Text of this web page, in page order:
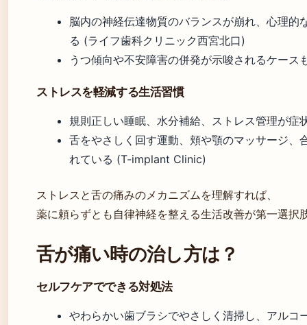
脳内の神経伝達物質のバランスが崩れ、心理
る (ライフ歯科クリニック西宮北口)
うつ傾向や不安障害の併発が示唆されるケー
ストレスを軽減する生活習慣
規則正しい睡眠、水分補給、ストレス管理が
舌をやさしく回す運動、頬や顎のマッサージ
れている (T-implant Clinic)
ストレスと舌の痛みのメカニズムを理解すれば、
薬に頼らずとも自律神経を整える生活改善が第一選択
舌が痛い時の治し方は？
セルフケアでできる対処法
やわらかい歯ブラシでやさしく清掃し、アル